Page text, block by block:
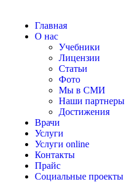
Главная
О нас
Учебники
Лицензии
Статьи
Фото
Мы в СМИ
Наши партнеры
Достижения
Врачи
Услуги
Услуги online
Контакты
Прайс
Социальные проекты